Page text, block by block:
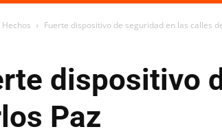
Hechos Fuerte dispositivo de seguridad en las calles
dispositivo
Paz